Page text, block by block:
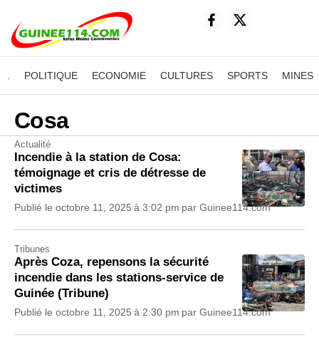
POLITIQUE ECONOMIE CULTURES SPORTS MINES
Cosa
Actualité
Incendie à la station de Cosa:
témoignage et cris de détresse de
victimes
Publié le octobre 11, 2025 à 3:02 pm par Guinee114.com
Tribunes
Après Coza, repensons la sécurité
incendie dans les stations-service de
Guinée (Tribune)
Publié le octobre 11, 2025 à 2:30 pm par Guinee114.com